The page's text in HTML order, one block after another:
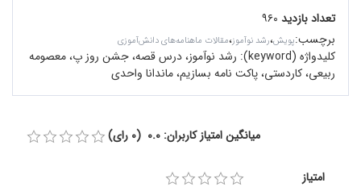
تعداد بازدید ۹۶۰
برچسب:پویش،رشد نوآموز،مقالات ماهنامه‌های دانش‌آموزی
کلیدواژه (keyword):
رشد نوآموز، درس قصه، جشن روز پ، معصومه
ربیعی، کاردستی، پاکت نامه بسازیم، ماندانا واحدی
میانگین امتیاز کاربران: 0.0 (0 رای)
امتیاز